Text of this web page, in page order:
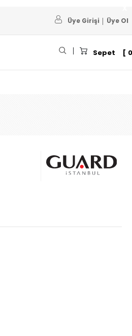
Üye Girişi Üye Ol
Sepet 0